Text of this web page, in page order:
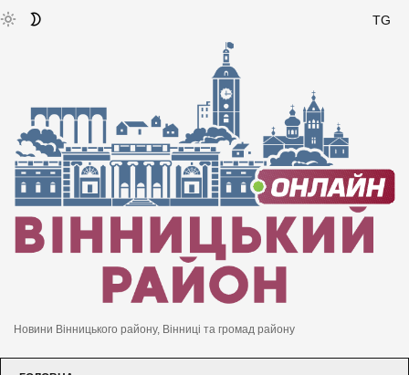
TG
Новини Вінницького району, Вінниці та громад району